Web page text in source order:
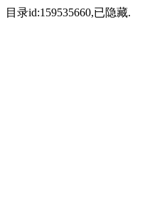
目录id:159535660,已隐藏.